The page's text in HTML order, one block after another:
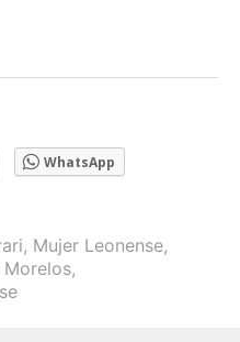
WhatsApp
, Mujer Leonense,
,